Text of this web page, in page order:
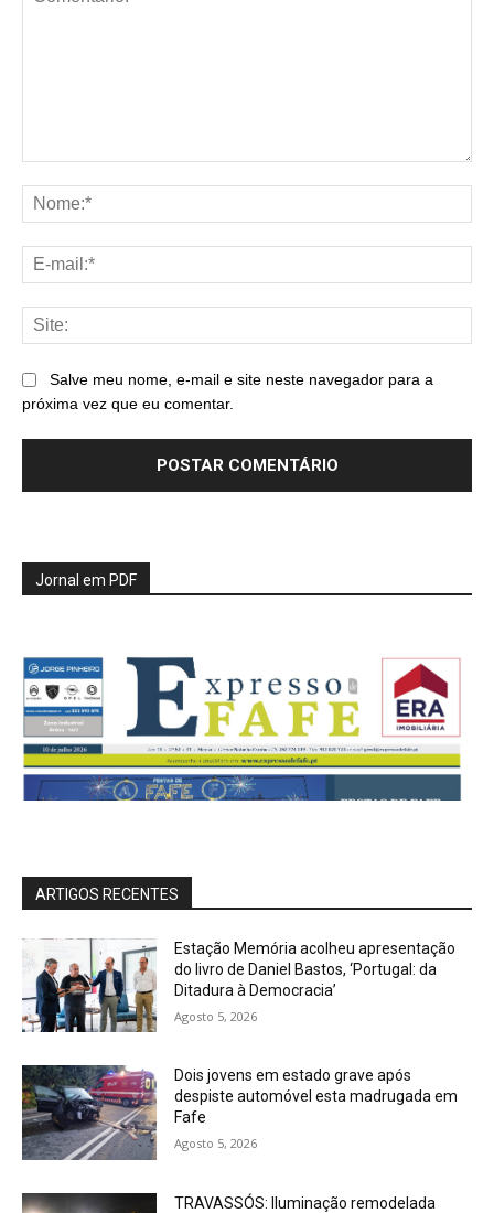
Salve meu nome, e-mail e site neste navegador para a
próxima vez que eu comentar.
Jornal em PDF
ARTIGOS RECENTES
Estação Memória acolheu apresentação
do livro de Daniel Bastos, ‘Portugal: da
Ditadura à Democracia’
Agosto 5, 2026
Dois jovens em estado grave após
despiste automóvel esta madrugada em
Fafe
Agosto 5, 2026
TRAVASSÓS: Iluminação remodelada